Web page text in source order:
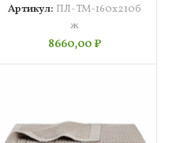
Артикул: ПЛ-ТМ-160х210б
ж
8660,00₽